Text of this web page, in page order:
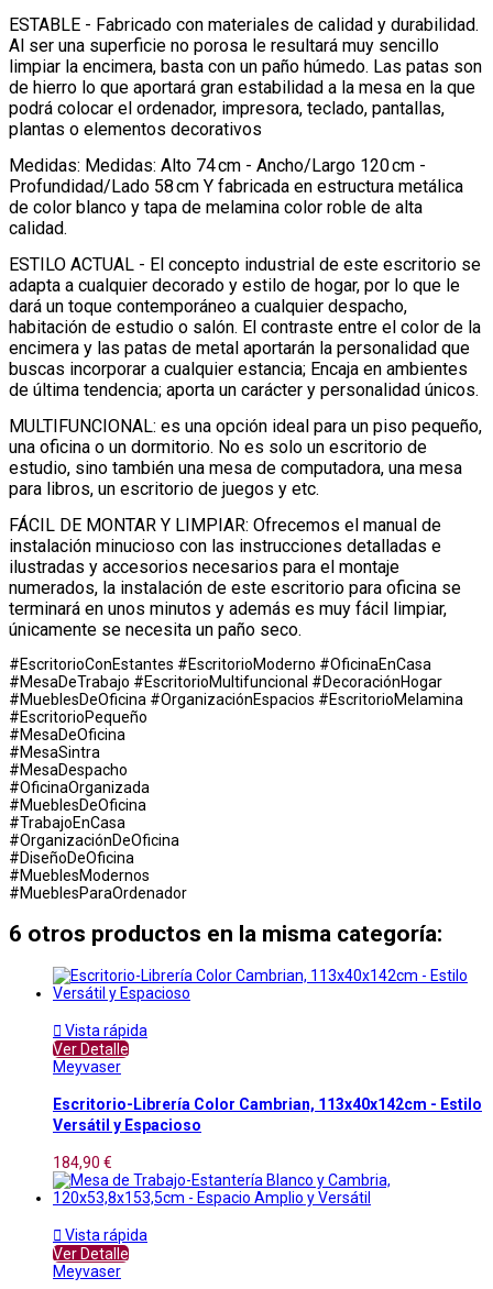
ESTABLE - Fabricado con materiales de calidad y durabilidad.
Al ser una superficie no porosa le resultará muy sencillo
limpiar la encimera, basta con un paño húmedo. Las patas son
de hierro lo que aportará gran estabilidad a la mesa en la que
podrá colocar el ordenador, impresora, teclado, pantallas,
plantas o elementos decorativos
Medidas: Medidas: Alto 74 cm - Ancho/Largo 120 cm -
Profundidad/Lado 58 cm Y fabricada en estructura metálica
de color blanco y tapa de melamina color roble de alta
calidad.
ESTILO ACTUAL - El concepto industrial de este escritorio se
adapta a cualquier decorado y estilo de hogar, por lo que le
dará un toque contemporáneo a cualquier despacho,
habitación de estudio o salón. El contraste entre el color de la
encimera y las patas de metal aportarán la personalidad que
buscas incorporar a cualquier estancia; Encaja en ambientes
de última tendencia; aporta un carácter y personalidad únicos.
MULTIFUNCIONAL: es una opción ideal para un piso pequeño,
una oficina o un dormitorio. No es solo un escritorio de
estudio, sino también una mesa de computadora, una mesa
para libros, un escritorio de juegos y etc.
FÁCIL DE MONTAR Y LIMPIAR: Ofrecemos el manual de
instalación minucioso con las instrucciones detalladas e
ilustradas y accesorios necesarios para el montaje
numerados, la instalación de este escritorio para oficina se
terminará en unos minutos y además es muy fácil limpiar,
únicamente se necesita un paño seco.
#EscritorioConEstantes #EscritorioModerno #OficinaEnCasa
#MesaDeTrabajo #EscritorioMultifuncional #DecoraciónHogar
#MueblesDeOficina #OrganizaciónEspacios #EscritorioMelamina
#EscritorioPequeño
#MesaDeOficina
#MesaSintra
#MesaDespacho
#OficinaOrganizada
#MueblesDeOficina
#TrabajoEnCasa
#OrganizaciónDeOficina
#DiseñoDeOficina
#MueblesModernos
#MueblesParaOrdenador
6 otros productos en la misma categoría:
 Vista rápida
Ver Detalle
Meyvaser
Escritorio-Librería Color Cambrian, 113x40x142cm - Estilo
Versátil y Espacioso
184,90 €
 Vista rápida
Ver Detalle
Meyvaser